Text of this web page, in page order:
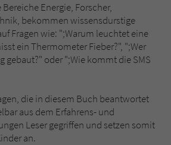
Energie, Forscher,
bekommen wissensdurstige
Fragen wie: ";Warum leuchtet eine
ein Thermometer Fieber?", ";Wer
gebaut?" oder ";Wie kommt die SMS
die in diesem Buch beantwortet
aus dem Erfahrens- und
Leser gegriffen und setzen somit
an.
des Kontaktformulars zu